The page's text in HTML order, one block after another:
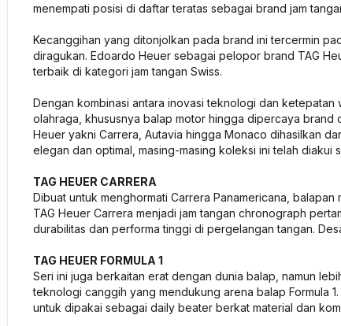
menempati posisi di daftar teratas sebagai brand jam
Kecanggihan yang ditonjolkan pada brand ini tercermin
diragukan. Edoardo Heuer sebagai pelopor brand TAG
terbaik di kategori jam tangan Swiss.
Dengan kombinasi antara inovasi teknologi dan
olahraga, khususnya balap motor hingga dipercaya brand
Heuer yakni Carrera, Autavia hingga Monaco dihasilkan
elegan dan optimal, masing-masing koleksi ini telah diakui
TAG HEUER CARRERA
Dibuat untuk menghormati Carrera Panamericana,
TAG Heuer Carrera menjadi jam tangan chronograph
durabilitas dan performa tinggi di pergelangan tangan.
TAG HEUER FORMULA 1
Seri ini juga berkaitan erat dengan dunia balap, namun
teknologi canggih yang mendukung arena balap Formula
untuk dipakai sebagai daily beater berkat material dan